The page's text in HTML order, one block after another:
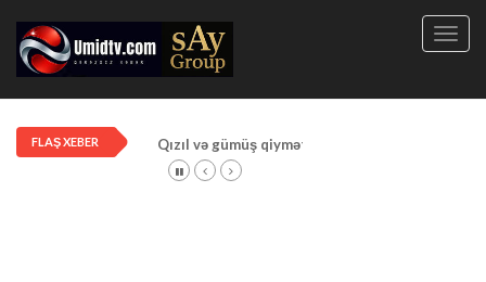
FLAŞ XEBER Qızıl və gümüş qiymətləri artdı!